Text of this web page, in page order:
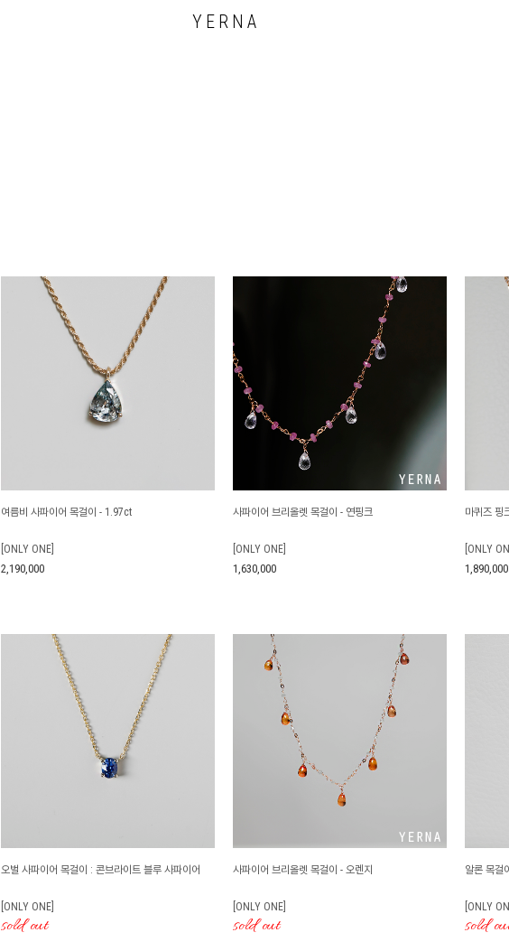
Y E R N A
여름비 사파이어 목걸이 - 1.97ct
[ONLY ONE]
2,190,000
사파이어 브리올렛 목걸이 - 연핑크
[ONLY ONE]
1,630,000
마퀴즈 핑
[ONLY
1,890,000
오벌 사파이어 목걸이 : 콘브라이트 블루 사파이어
[ONLY ONE]
sold out
사파이어 브리올렛 목걸이 - 오렌지
[ONLY ONE]
sold out
알론 목걸
[ONLY
sold